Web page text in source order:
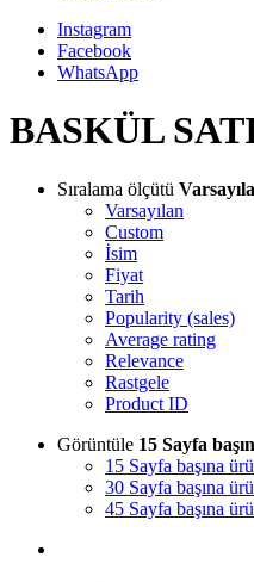
Instagram
Facebook
WhatsApp
BASKÜL
Sıralama ölçütü
Varsayılan
Custom
İsim
Fiyat
Tarih
Popularity (sales)
Average rating
Relevance
Rastgele
Product ID
Görüntüle 15 Sayfa
15 Sayfa başına
30 Sayfa başına
45 Sayfa başına